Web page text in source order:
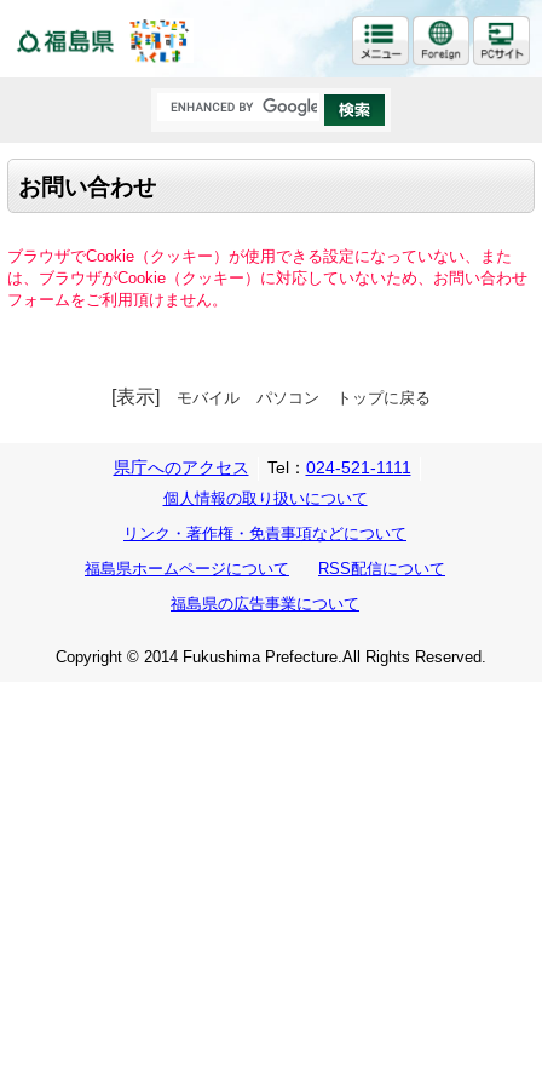
お問い合わせ
ブラウザでCookie（クッキー）が使用できる設定になっていない、また
は、ブラウザがCookie（クッキー）に対応していないため、お問い合わせ
フォームをご利用頂けません。
[表示] モバイル パソコン トップに戻る
県庁へのアクセス Tel： 024-521-1111
個人情報の取り扱いについて
リンク・著作権・免責事項などについて
福島県ホームページについて
RSS配信について
福島県の広告事業について
Copyright © 2014 Fukushima Prefecture.All Rights Reserved.